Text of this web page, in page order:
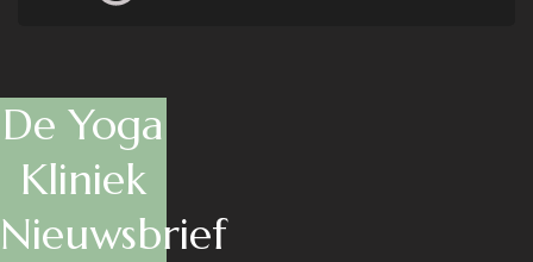
De Yoga
Kliniek
Nieuwsbrief